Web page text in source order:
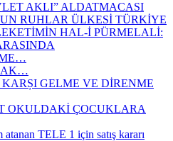
AKLI” ALDATMACASI
RUHLAR ÜLKESİ TÜRKİYE
HAL-İ PÜRMELALİ:
GELME VE DİRENME
OKULDAKİ ÇOCUKLARA
TELE 1 için satış kararı